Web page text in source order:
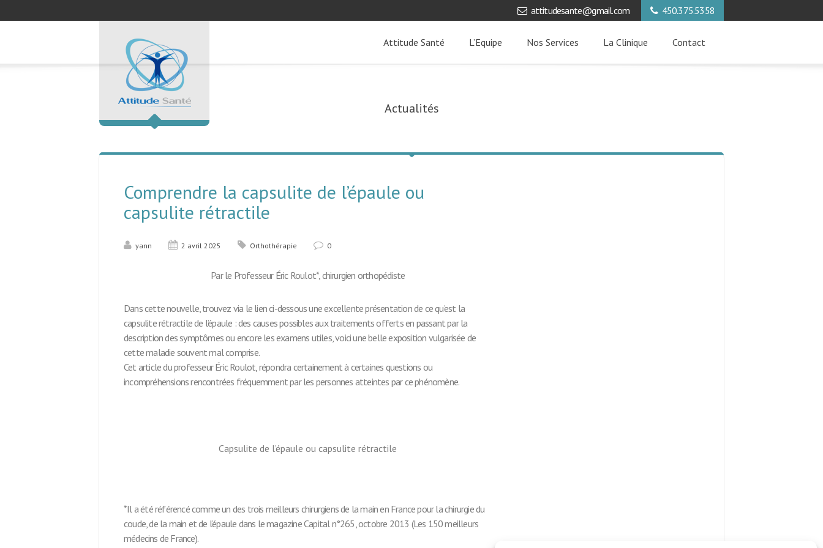
attitudesante@gmail.com 450.375.5358
Attitude Santé L’Equipe Nos Services La Clinique Contact
Actualités
Comprendre la capsulite de l’épaule ou
capsulite rétractile
yann 2 avril 2025 Orthothérapie 0
Par le Professeur Éric Roulot*, chirurgien orthopédiste
Dans cette nouvelle, trouvez via le lien ci-dessous une excellente présentation de ce qu’est la
capsulite rétractile de l’épaule : des causes possibles aux traitements offerts en passant par la
description des symptômes ou encore les examens utiles, voici une belle exposition vulgarisée de
cette maladie souvent mal comprise.
Cet article du professeur Éric Roulot, répondra certainement à certaines questions ou
incompréhensions rencontrées fréquemment par les personnes atteintes par ce phénomène.
Capsulite de l’épaule ou capsulite rétractile
*Il a été référencé comme un des trois meilleurs chirurgiens de la main en France pour la chirurgie du
coude, de la main et de l’épaule dans le magazine Capital n°265, octobre 2013 (Les 150 meilleurs
médecins de France).